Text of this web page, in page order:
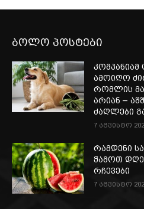
ბოლო პოსტები
ამოიღო
რომლის
არიან –
ძაღლები
7 აგვისტო
რამდენი
ჭამოთ
რჩევები
7 აგვისტო